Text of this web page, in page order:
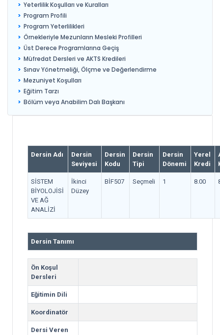
Yeterlilik Koşulları ve Kuralları
Program Profili
Program Yeterlilikleri
Örnekleriyle Mezunların Mesleki Profilleri
Üst Derece Programlarına Geçiş
Müfredat Dersleri ve AKTS Kredileri
Sınav Yönetmeliği, Ölçme ve Değerlendirme
Mezuniyet Koşulları
Eğitim Tarzı
Bölüm veya Anabilim Dalı Başkanı
Dersin Adı
Dersin
Seviyesi
Dersin
Kodu
Dersin
Tipi
Dersin
Dönemi
Yerel
Kredi
SİSTEM
BİYOLOJİSİ
VE AĞ
ANALİZİ
İkinci
Düzey
BİF507 Seçmeli 1 8.00
Dersin Tanımı
Ön Koşul
Dersleri
Eğitimin Dili
Koordinatör
Dersi Veren